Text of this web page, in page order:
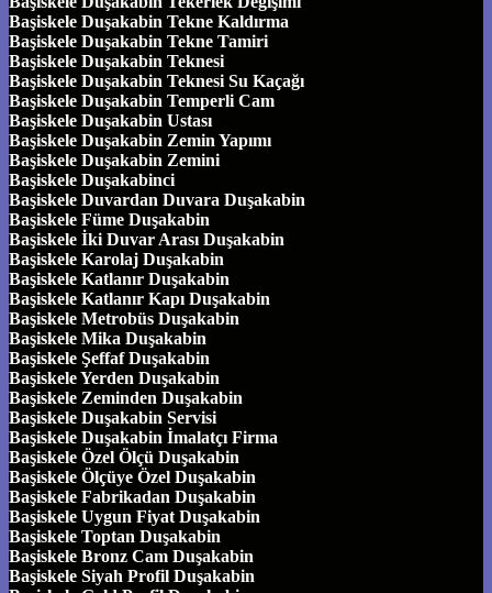
Başiskele Duşakabin Tekne Kaldırma
Başiskele Duşakabin Tekne Tamiri
Başiskele Duşakabin Teknesi
Başiskele Duşakabin Teknesi Su Kaçağı
Başiskele Duşakabin Temperli Cam
Başiskele Duşakabin Ustası
Başiskele Duşakabin Zemin Yapımı
Başiskele Duşakabin Zemini
Başiskele Duşakabinci
Başiskele Duvardan Duvara Duşakabin
Başiskele Füme Duşakabin
Başiskele İki Duvar Arası Duşakabin
Başiskele Karolaj Duşakabin
Başiskele Katlanır Duşakabin
Başiskele Katlanır Kapı Duşakabin
Başiskele Metrobüs Duşakabin
Başiskele Mika Duşakabin
Başiskele Şeffaf Duşakabin
Başiskele Yerden Duşakabin
Başiskele Zeminden Duşakabin
Başiskele Duşakabin Servisi
Başiskele Duşakabin İmalatçı Firma
Başiskele Özel Ölçü Duşakabin
Başiskele Ölçüye Özel Duşakabin
Başiskele Fabrikadan Duşakabin
Başiskele Uygun Fiyat Duşakabin
Başiskele Toptan Duşakabin
Başiskele Bronz Cam Duşakabin
Başiskele Siyah Profil Duşakabin